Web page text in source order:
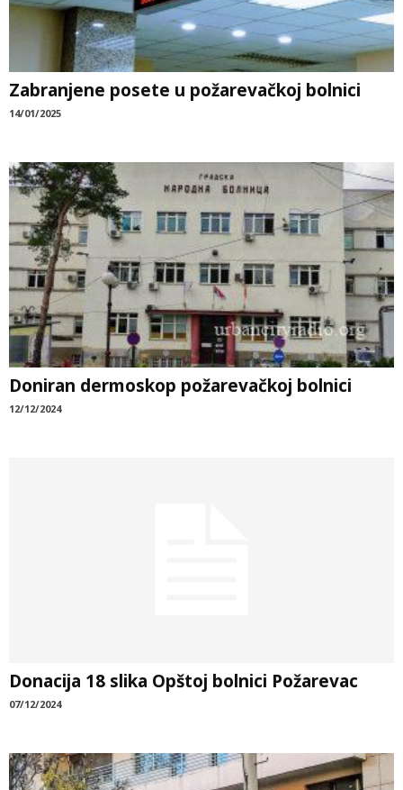
Zabranjene posete u požarevačkoj bolnici
14/01/2025
Doniran dermoskop požarevačkoj bolnici
12/12/2024
Donacija 18 slika Opštoj bolnici Požarevac
07/12/2024